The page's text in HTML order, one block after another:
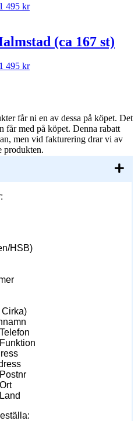
1 495 kr
(ca 167 st)
1 495 kr
får ni en av dessa på köpet. Det
får med på köpet. Denna rabatt
men vid fakturering drar vi av
produkten.
HSB)
Cirka)